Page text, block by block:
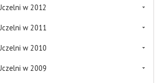
w 2012
w 2011
w 2010
w 2009